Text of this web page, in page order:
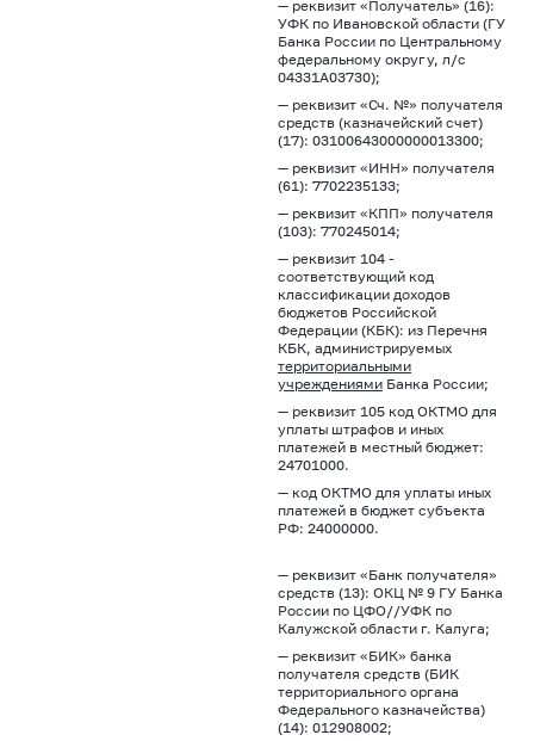
— реквизит «Получатель» (16):
УФК по Ивановской области (ГУ
Банка России по Центральному
федеральному округу, л/с
04331А03730);
— реквизит «Сч. №» получателя
средств (казначейский счет)
(17): 03100643000000013300;
— реквизит «ИНН» получателя
(61): 7702235133;
— реквизит «КПП» получателя
(103): 770245014;
— реквизит 104 -
соответствующий код
классификации доходов
бюджетов Российской
Федерации (КБК): из Перечня
КБК, администрируемых
территориальными
учреждениями Банка России;
— реквизит 105 код ОКТМО для
уплаты штрафов и иных
платежей в местный бюджет:
24701000.
— код ОКТМО для уплаты иных
платежей в бюджет субъекта
РФ: 24000000.
— реквизит «Банк получателя»
средств (13): ОКЦ № 9 ГУ Банка
России по ЦФО//УФК по
Калужской области г. Калуга;
— реквизит «БИК» банка
получателя средств (БИК
территориального органа
Федерального казначейства)
(14): 012908002;